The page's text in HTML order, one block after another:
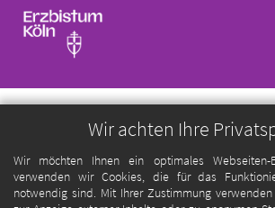
Wir achten Ihre
Wir möchten Ihnen ein optimales Webseiten-
verwenden wir Cookies, die für das
notwendig sind. Mit Ihrer Zustimmung